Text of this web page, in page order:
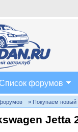
форумов
» Покупаем новый
Jetta